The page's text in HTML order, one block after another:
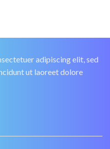
adipiscing elit, sed
ut laoreet dolore